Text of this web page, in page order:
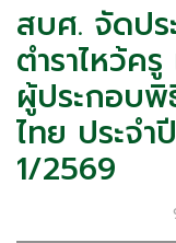
สบศ. จัดปร
ตำราไหว้ค
ผู้ประกอบพิ
ไทย ประจ
1/2569